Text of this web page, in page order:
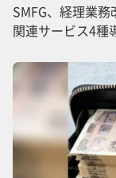
SMFG、経理業
関連サービス4